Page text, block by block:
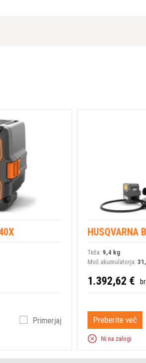
Primerjaj
HUSQVARNA
Teža: 9,4 kg
Moč akumulatorja:
1.392,62 €
Preberite več
Ni na zalogi